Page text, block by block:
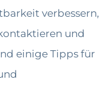
verbessern,
und
einige Tipps für